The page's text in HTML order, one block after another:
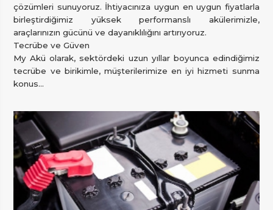
çözümleri sunuyoruz. İhtiyacınıza uygun en uygun fiyatlarla
birleştirdiğimiz yüksek performanslı akülerimizle,
araçlarınızın gücünü ve dayanıklılığını artırıyoruz.
Tecrübe ve Güven
My Akü olarak, sektördeki uzun yıllar boyunca edindiğimiz
tecrübe ve birikimle, müşterilerimize en iyi hizmeti sunma
konus...